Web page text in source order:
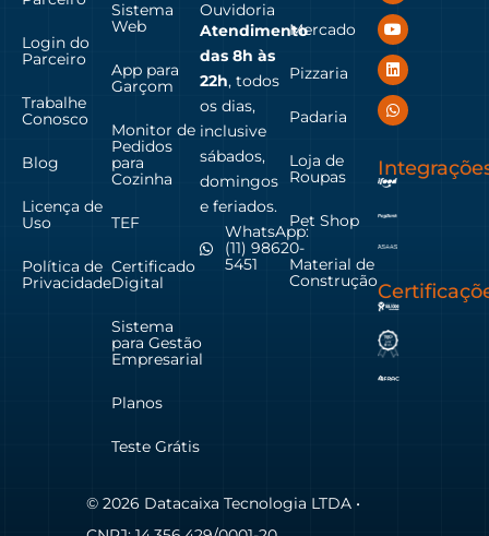
Login do
Parceiro
Trabalhe
Conosco
Blog
Licença de
Uso
Política de
Privacidade
Sistema
Web
App para
Garçom
Monitor de
Pedidos
para
Cozinha
TEF
Certificado
Digital
Sistema
para Gestão
Empresarial
Planos
Teste Grátis
Ouvidoria
Atendimento
das 8h às
22h, todos
os dias,
inclusive
sábados,
domingos
e feriados.
WhatsApp:
(11) 98620-
5451
Mercado
Pizzaria
Padaria
Loja de
Roupas
Pet Shop
Material de
Construção
© 2026 Datacaixa Tecnologia LTDA •